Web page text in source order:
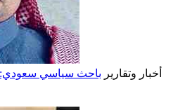
أخبار وتقارير باحث سياسي سعودي: